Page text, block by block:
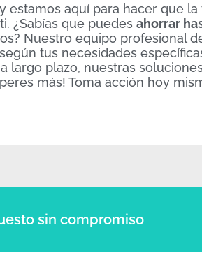
estamos aquí para hacer que
¿Sabías que puedes ahorrar
Nuestro equipo profesional
tus necesidades
plazo, nuestras
más! Toma acción hoy
sin compromiso